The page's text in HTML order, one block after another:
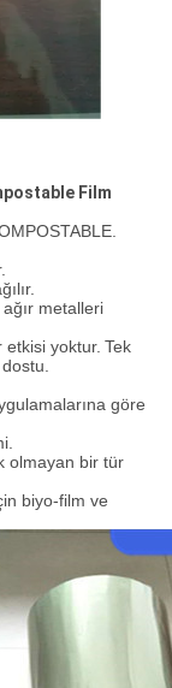
Film
metalleri
yoktur. Tek
göre
olmayan bir tür
biyo-film ve